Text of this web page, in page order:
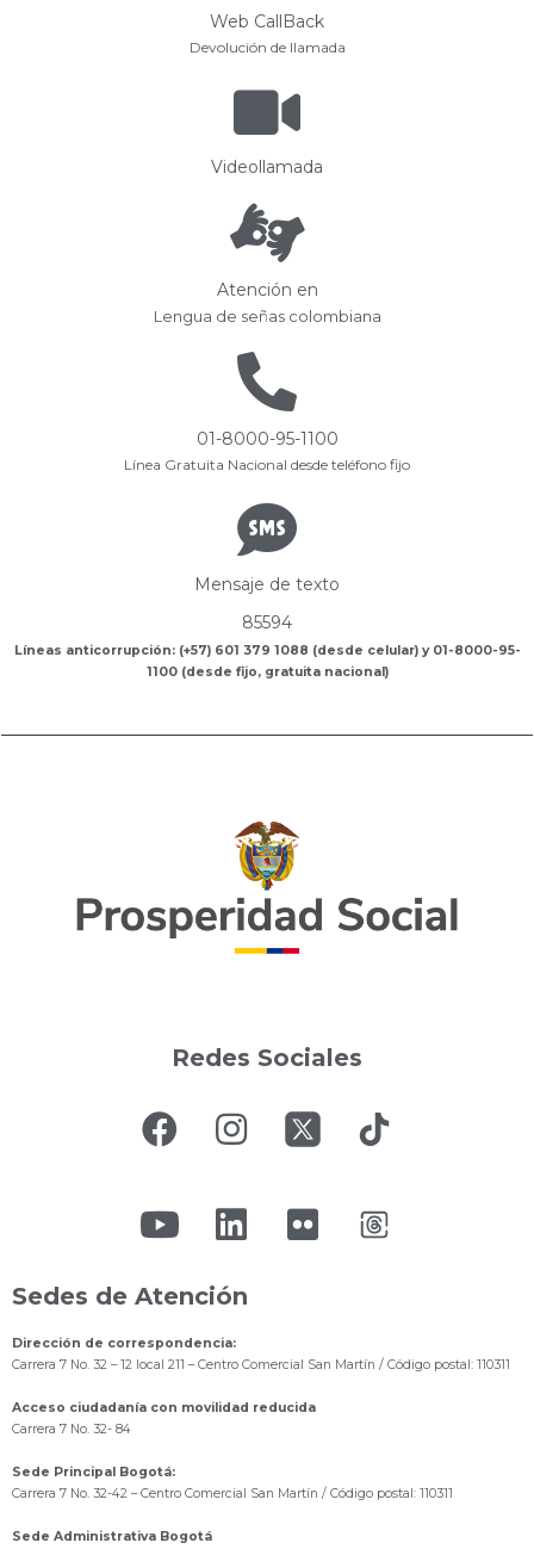
Web CallBack
Devolución de llamada
Videollamada
Atención en
Lengua de señas colombiana
01-8000-95-1100
Línea Gratuita Nacional desde teléfono fijo
Mensaje de texto
85594
Líneas anticorrupción: (+57) 601 379 1088 (desde celular) y 01-8000-95-
1100 (desde fijo, gratuita nacional)
Redes Sociales
Sedes de Atención
Dirección de correspondencia:
Carrera 7 No. 32 – 12 local 211 – Centro Comercial San Martín / Código postal: 110311
Acceso ciudadanía con movilidad reducida
Carrera 7 No. 32- 84
Sede Principal Bogotá:
Carrera 7 No. 32-42 – Centro Comercial San Martín / Código postal: 110311
Sede Administrativa Bogotá